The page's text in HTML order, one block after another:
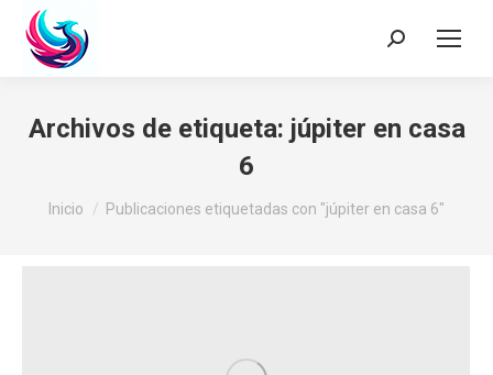
Buscar:
Archivos de etiqueta: júpiter en casa
6
Estás aquí:
Inicio Publicaciones etiquetadas con "júpiter en casa 6"